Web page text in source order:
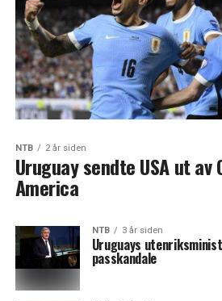
NTB 2 år siden
Uruguay sendte USA ut av
America
NTB 3 år siden
Uruguays
passkandale